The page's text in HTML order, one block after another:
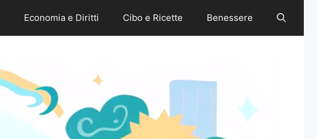
Economia e Diritti Cibo e Ricette Benessere